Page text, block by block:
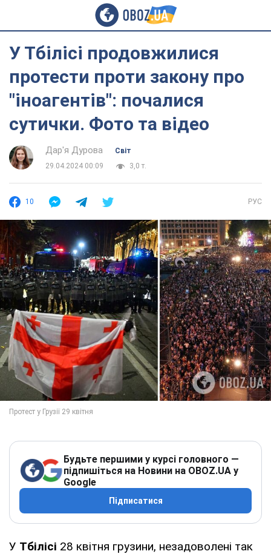
У Тбілісі продовжилися
протести проти закону про
"іноагентів": почалися
сутички. Фото та відео
Дар'я Дурова
Світ
29.04.2024 00:09
3,0 т.
10 РУС
Будьте першими у курсі головного —
підпишіться на Новини на OBOZ.UA у
Google
Підписатися
У Тбілісі 28 квітня грузини, незадоволені так